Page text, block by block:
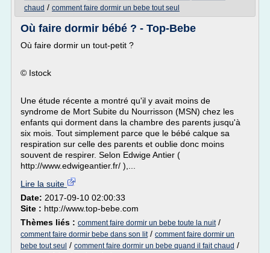
chaud / comment faire dormir un bebe tout seul
Où faire dormir bébé ? - Top-Bebe
Où faire dormir un tout-petit ?
© Istock
Une étude récente a montré qu'il y avait moins de
syndrome de Mort Subite du Nourrisson (MSN) chez les
enfants qui dorment dans la chambre des parents jusqu'à
six mois. Tout simplement parce que le bébé calque sa
respiration sur celle des parents et oublie donc moins
souvent de respirer. Selon Edwige Antier (
http://www.edwigeantier.fr/ ),...
Lire la suite
Date: 2017-09-10 02:00:33
Site : http://www.top-bebe.com
Thèmes liés : comment faire dormir un bebe toute la nuit/
comment faire dormir bebe dans son lit/ comment faire dormir un
bebe tout seul / comment faire dormir un bebe quand il fait chaud /